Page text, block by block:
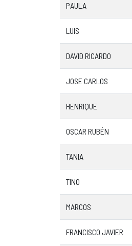
PAULA
LUIS
DAVID RICARDO
JOSE CARLOS
HENRIQUE
OSCAR RUBÉN
TANIA
TINO
MARCOS
FRANCISCO JAVIER